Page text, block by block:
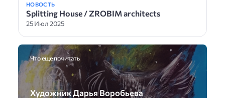
НОВОСТЬ
Splitting House / ZROBIM architects
25 Июл 2025
Что еще почитать
Художник Дарья Воробьева